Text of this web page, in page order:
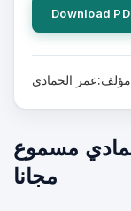
Download
مؤلف:عمر الحمادي
مسموع
مجانا